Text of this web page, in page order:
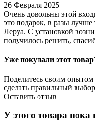
26 Февраля 2025
Очень довольны этой
это подарок, в разы лучше
Леруа. С установкой
получилось решить,
Уже покупали этот
Поделитесь своим
сделать правильный
Оставить отзыв
У этого товара пока